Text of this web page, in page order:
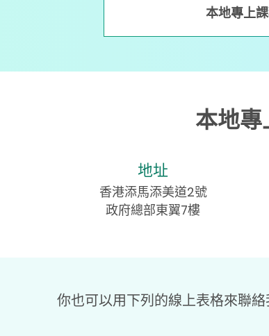
本地專上
本地
地址
香港添馬添美道2號
政府總部東翼7樓
你也可以用下列的線上表格來聯